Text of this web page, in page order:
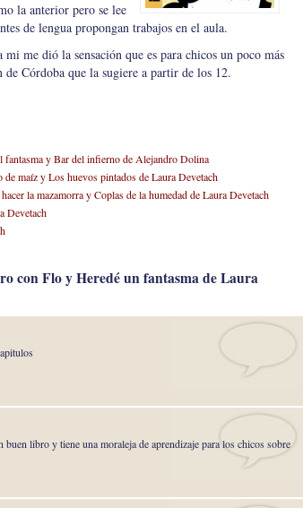
la anterior pero se lee
de lengua propongan trabajos en el aula.
me dió la sensación que es para chicos un poco más
Córdoba que la sugiere a partir de los 12.
y Bar del infierno de Alejandro Dolina
maíz y Los huevos pintados de Laura Devetach
la mazamorra y Coplas de la humedad de Laura Devetach
Devetach
con Flo y Heredé un fantasma de Laura
buen libro y tiene una moraleja de aprendizaje para los chicos sobre